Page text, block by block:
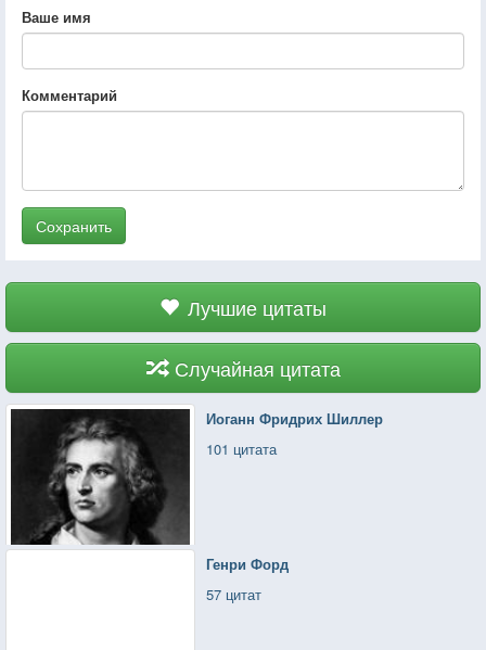
Ваше имя
Комментарий
Сохранить
Лучшие цитаты
Случайная цитата
Иоганн Фридрих Шиллер
101 цитата
Генри Форд
57 цитат